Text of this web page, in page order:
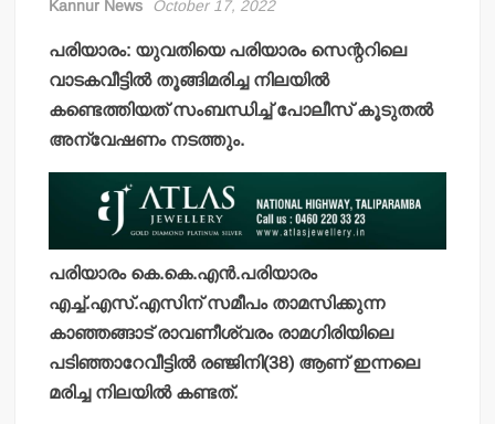
Kannur News October 17, 2022
പരിയാരം: യുവതിയെ പരിയാരം സെന്ററിലെ
വാടകവീട്ടില്‍ തൂങ്ങിമരിച്ച നിലയില്‍
കണ്ടെത്തിയത് സംബന്ധിച്ച് പോലീസ് കൂടുതല്‍
അന്വേഷണം നടത്തും.
പരിയാരം കെ.കെ.എന്‍.പരിയാരം
എച്ച്.എസ്.എസിന് സമീപം താമസിക്കുന്ന
കാഞ്ഞങ്ങാട് രാവണീശ്വരം രാമഗിരിയിലെ
പടിഞ്ഞാറേവീട്ടില്‍ രഞ്ജിനി(38) ആണ് ഇന്നലെ
മരിച്ച നിലയില്‍ കണ്ടത്.